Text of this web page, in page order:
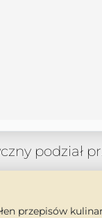
podział
przepisów